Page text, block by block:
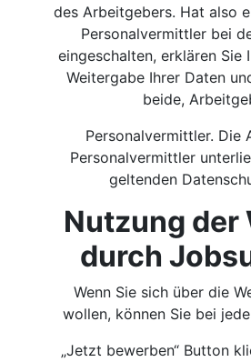
des Arbeitgebers. Hat also
Personalvermittler bei
eingeschalten, erklären Sie
Weitergabe Ihrer Daten
beide,
Personalvermittler. Die
Personalvermittler
geltenden
Nutzung der
durch
Wenn Sie sich über die
wollen, können Sie bei
„Jetzt bewerben“ Button